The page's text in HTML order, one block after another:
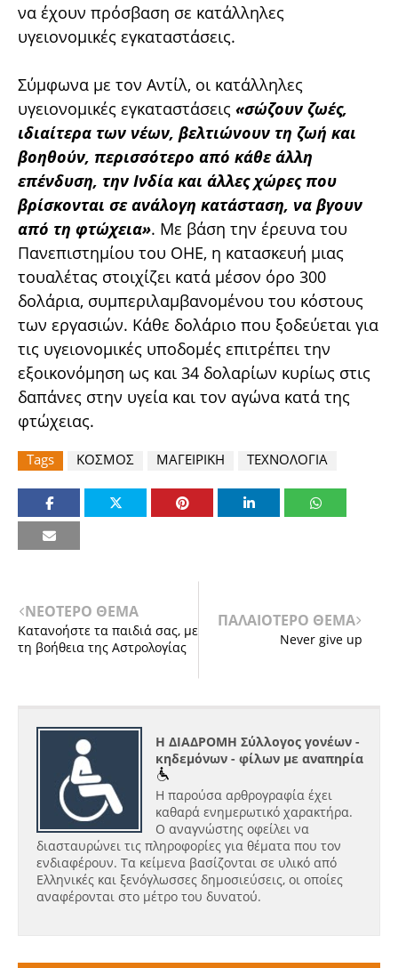
να έχουν πρόσβαση σε κατάλληλες
υγειονομικές εγκαταστάσεις.
Σύμφωνα με τον Αντίλ, οι κατάλληλες
υγειονομικές εγκαταστάσεις «σώζουν ζωές,
ιδιαίτερα των νέων, βελτιώνουν τη ζωή και
βοηθούν, περισσότερο από κάθε άλλη
επένδυση, την Ινδία και άλλες χώρες που
βρίσκονται σε ανάλογη κατάσταση, να βγουν
από τη φτώχεια». Με βάση την έρευνα του
Πανεπιστημίου του ΟΗΕ, η κατασκευή μιας
τουαλέτας στοιχίζει κατά μέσον όρο 300
δολάρια, συμπεριλαμβανομένου του κόστους
των εργασιών. Κάθε δολάριο που ξοδεύεται για
τις υγειονομικές υποδομές επιτρέπει την
εξοικονόμηση ως και 34 δολαρίων κυρίως στις
δαπάνες στην υγεία και τον αγώνα κατά της
φτώχειας.
Tags ΚΟΣΜΟΣ ΜΑΓΕΙΡΙΚΗ ΤΕΧΝΟΛΟΓΙΑ
ΝΕΟΤΕΡΟ ΘΕΜΑ
Κατανοήστε τα παιδιά σας, με
τη βοήθεια της Αστρολογίας
ΠΑΛΑΙΟΤΕΡΟ ΘΕΜΑ
Never give up
Η ΔΙΑΔΡΟΜΗ Σύλλογος γονέων -
κηδεμόνων - φίλων με αναπηρία
Η παρούσα αρθρογραφία έχει
καθαρά ενημερωτικό χαρακτήρα.
Ο αναγνώστης οφείλει να
διασταυρώνει τις πληροφορίες για θέματα που τον
ενδιαφέρουν. Τα κείμενα βασίζονται σε υλικό από
Ελληνικές και ξενόγλωσσες δημοσιεύσεις, οι οποίες
αναφέρονται στο μέτρο του δυνατού.